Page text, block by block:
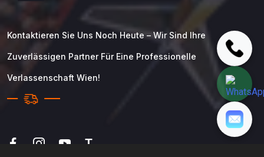
Kontaktieren Sie Uns Noch Heute – Wir Sind Ihre
Zuverlässigen Partner Für Eine Professionelle
Verlassenschaft Wien!
T